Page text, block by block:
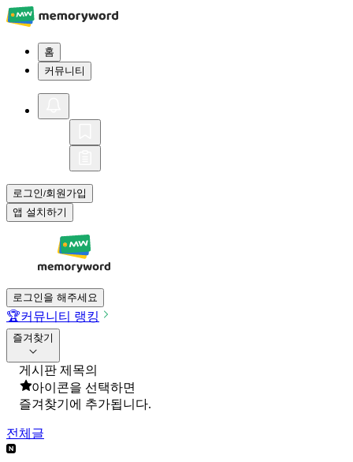
홈
커뮤니티
로그인/회원가입
앱 설치하기
로그인을 해주세요
🏆커뮤니티 랭킹
즐겨찾기
게시판 제목의
아이콘을 선택하면
즐겨찾기에 추가됩니다.
전체글